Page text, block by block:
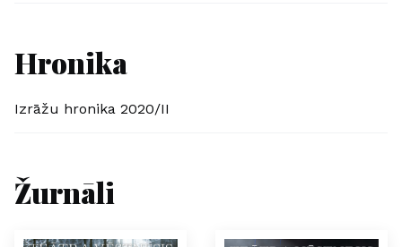
Hronika
Izrāžu hronika 2020/II
Žurnāli